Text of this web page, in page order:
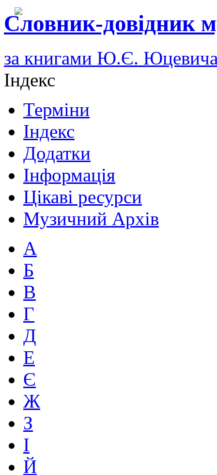
Словник-довідник
за книгами Ю.Є.
Індекс
Терміни
Індекс
Додатки
Інформація
Цікаві ресурси
Музичний Архів
А
Б
В
Г
Д
Е
Є
Ж
З
І
Й